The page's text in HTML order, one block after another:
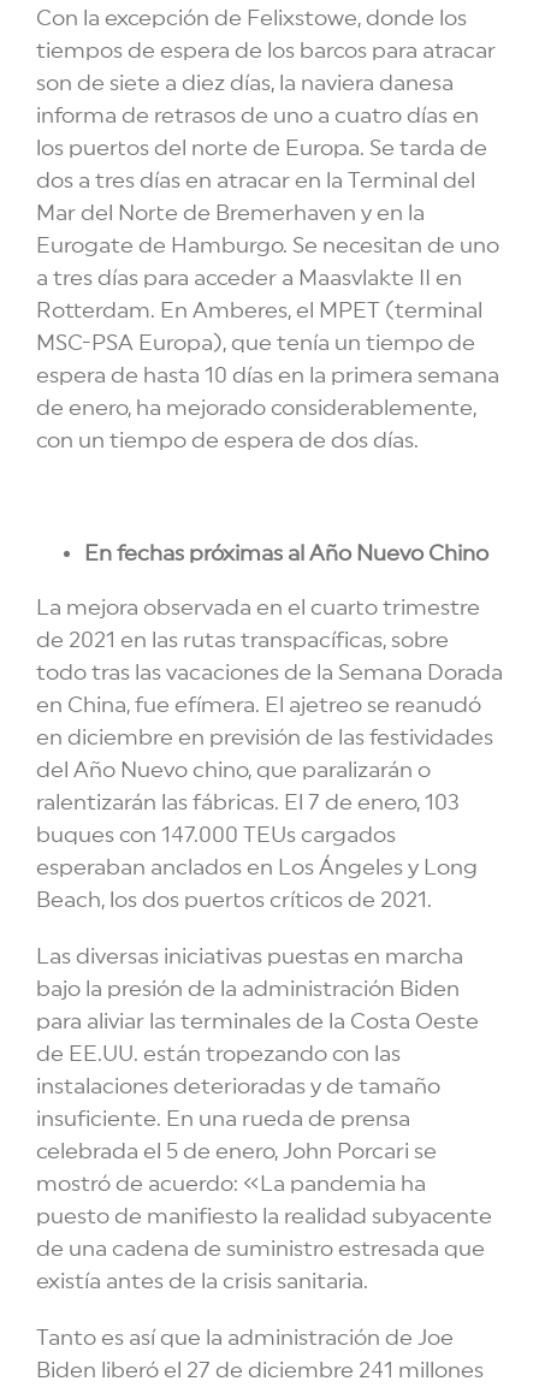
Con la excepción de Felixstowe, donde los
tiempos de espera de los barcos para atracar
son de siete a diez días, la naviera danesa
informa de retrasos de uno a cuatro días en
los puertos del norte de Europa. Se tarda de
dos a tres días en atracar en la Terminal del
Mar del Norte de Bremerhaven y en la
Eurogate de Hamburgo. Se necesitan de uno
a tres días para acceder a Maasvlakte II en
Rotterdam. En Amberes, el MPET (terminal
MSC-PSA Europa), que tenía un tiempo de
espera de hasta 10 días en la primera semana
de enero, ha mejorado considerablemente,
con un tiempo de espera de dos días.
En fechas próximas al Año Nuevo Chino
La mejora observada en el cuarto trimestre
de 2021 en las rutas transpacíficas, sobre
todo tras las vacaciones de la Semana Dorada
en China, fue efímera. El ajetreo se reanudó
en diciembre en previsión de las festividades
del Año Nuevo chino, que paralizarán o
ralentizarán las fábricas. El 7 de enero, 103
buques con 147.000 TEUs cargados
esperaban anclados en Los Ángeles y Long
Beach, los dos puertos críticos de 2021.
Las diversas iniciativas puestas en marcha
bajo la presión de la administración Biden
para aliviar las terminales de la Costa Oeste
de EE.UU. están tropezando con las
instalaciones deterioradas y de tamaño
insuficiente. En una rueda de prensa
celebrada el 5 de enero, John Porcari se
mostró de acuerdo: «La pandemia ha
puesto de manifiesto la realidad subyacente
de una cadena de suministro estresada que
existía antes de la crisis sanitaria.
Tanto es así que la administración de Joe
Biden liberó el 27 de diciembre 241 millones